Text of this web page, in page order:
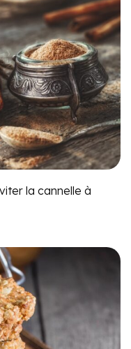
la cannelle à